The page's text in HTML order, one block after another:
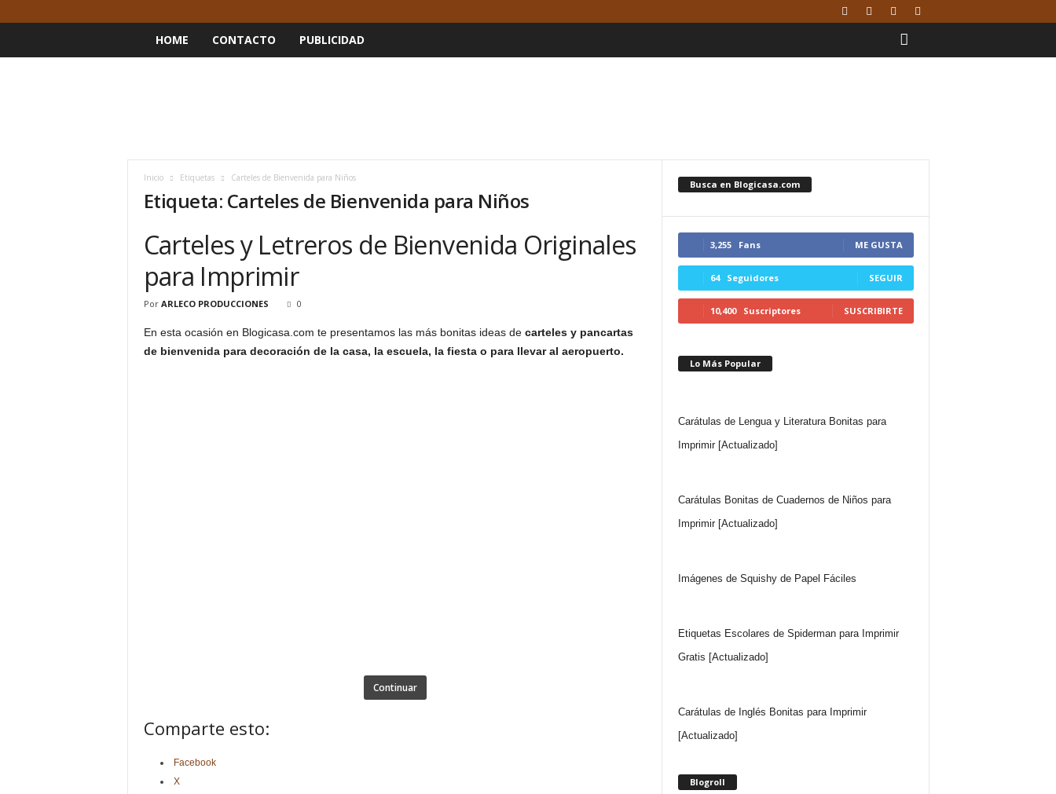
HOME CONTACTO PUBLICIDAD
Inicio Etiquetas Carteles de Bienvenida para Niños
Etiqueta: Carteles de Bienvenida para Niños
Carteles y Letreros de Bienvenida Originales
para Imprimir
Por ARLECO PRODUCCIONES 0
En esta ocasión en Blogicasa.com te presentamos las más bonitas ideas de carteles y pancartas
de bienvenida para decoración de la casa, la escuela, la fiesta o para llevar al aeropuerto.
Continuar
Comparte esto:
Facebook
X
Busca en Blogicasa.com
3,255 Fans ME GUSTA
64 Seguidores SEGUIR
10,400 Suscriptores SUSCRIBIRTE
Lo Más Popular
Carátulas de Lengua y Literatura Bonitas para
Imprimir [Actualizado]
Carátulas Bonitas de Cuadernos de Niños para
Imprimir [Actualizado]
Imágenes de Squishy de Papel Fáciles
Etiquetas Escolares de Spiderman para Imprimir
Gratis [Actualizado]
Carátulas de Inglés Bonitas para Imprimir
[Actualizado]
Blogroll